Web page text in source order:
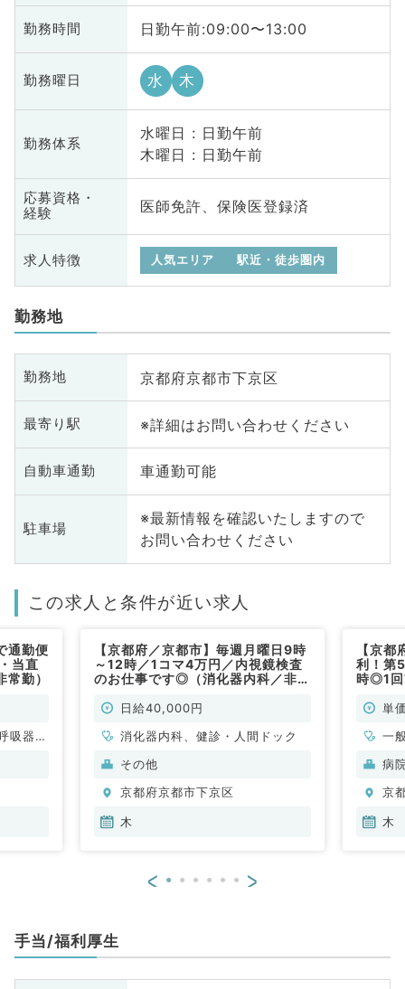
勤務時間 日勤午前:09:00〜13:00
勤務曜日 水 木
勤務体系
水曜日 : 日勤午前
木曜日 : 日勤午前
応募資格・
経験
医師免許、保険医登録済
求人特徴 人気エリア 駅近・徒歩圏内
勤務地
勤務地 京都府京都市下京区
最寄り駅 ※詳細はお問い合わせください
自動車通勤 車通勤可能
駐車場
※最新情報を確認いたしますので
お問い合わせください
この求人と条件が近い求人
通勤便
当直
勤）
吸器内
【京都府／京都市】毎週月曜日9時
～12時／1コマ4万円／内視鏡検査
のお仕事です◎（消化器内科／非常
日給40,000円
消化器内科、健診・人間ドック
その他
京都府京都市下京区
木
【京
利！第
時◎1回
単
一
科
病
京
木
< >
手当/福利厚生